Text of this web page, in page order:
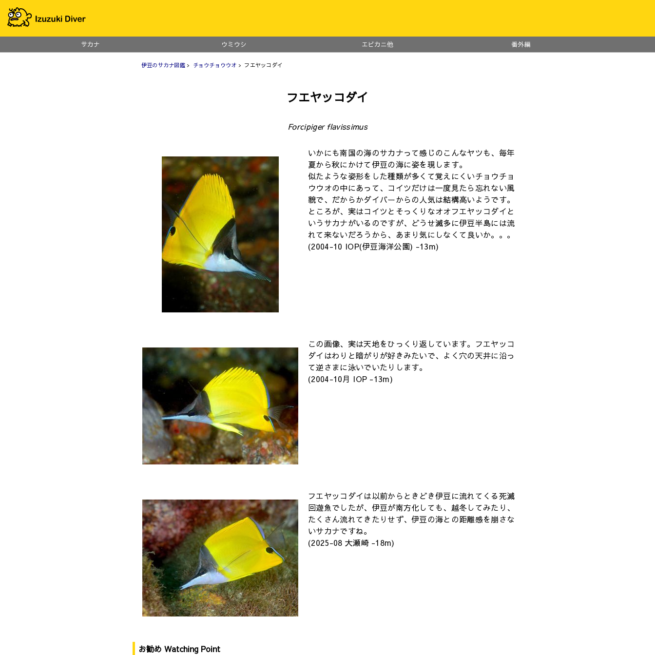
サカナ ウミウシ エビカニ他 番外編
伊豆のサカナ図鑑> チョウチョウウオ > フエヤッコダイ
フエヤッコダイ
Forcipiger flavissimus
いかにも南国の海のサカナって感じのこんなヤツも、毎年
夏から秋にかけて伊豆の海に姿を現します。
似たような姿形をした種類が多くて覚えにくいチョウチョ
ウウオの中にあって、コイツだけは一度見たら忘れない風
貌で、だからかダイバーからの人気は結構高いようです。
ところが、実はコイツとそっくりなオオフエヤッコダイと
いうサカナがいるのですが、どうせ滅多に伊豆半島には流
れて来ないだろうから、あまり気にしなくて良いか。。。
(2004-10 IOP(伊豆海洋公園) -13m)
この画像、実は天地をひっくり返しています。フエヤッコ
ダイはわりと暗がりが好きみたいで、よく穴の天井に沿っ
て逆さまに泳いでいたりします。
(2004-10月 IOP -13m)
フエヤッコダイは以前からときどき伊豆に流れてくる死滅
回遊魚でしたが、伊豆が南方化しても、越冬してみたり、
たくさん流れてきたりせず、伊豆の海との距離感を崩さな
いサカナですね。
(2025-08 大瀬崎 -18m)
お勧め Watching Point